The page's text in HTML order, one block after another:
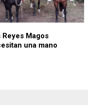
Reyes Magos
una mano